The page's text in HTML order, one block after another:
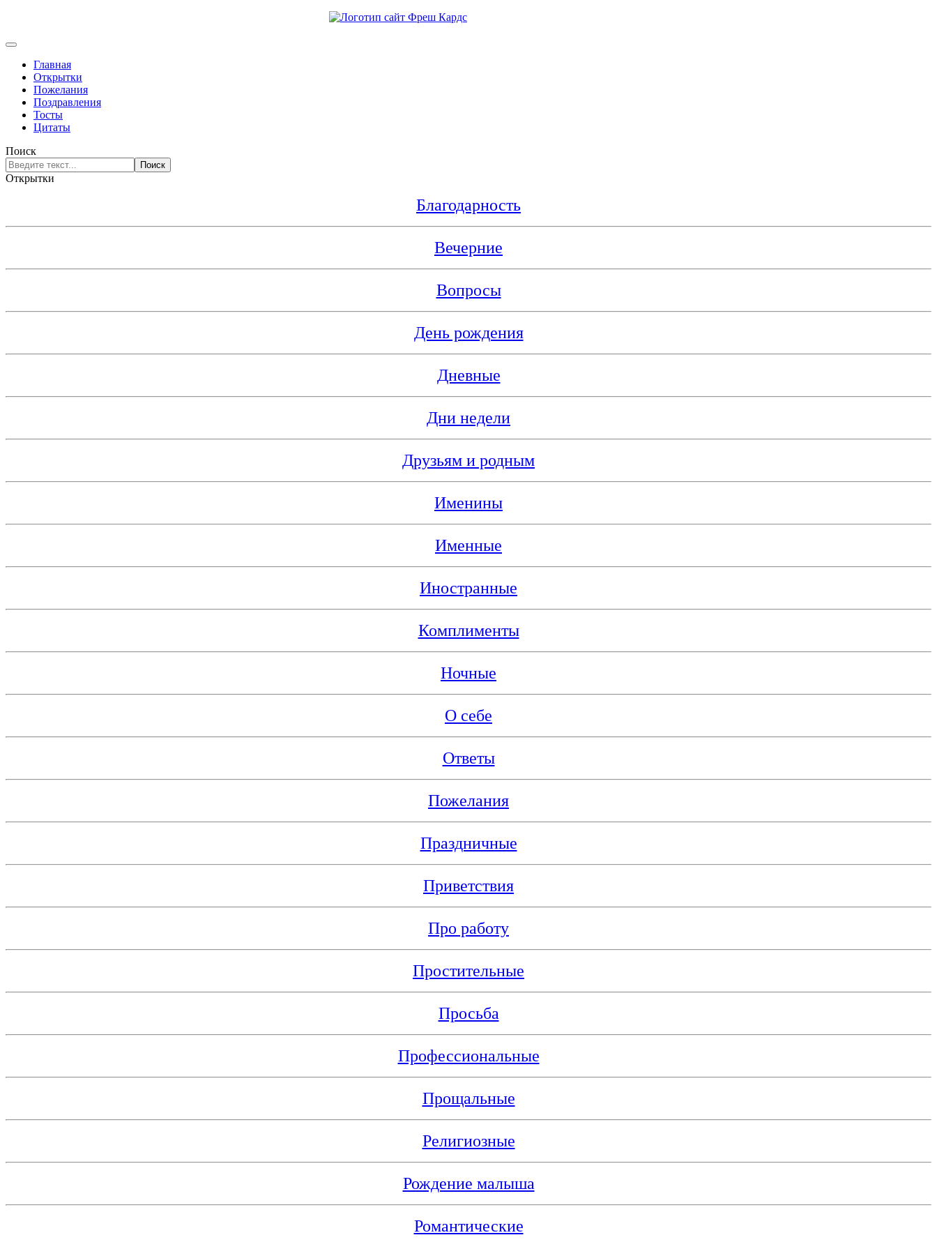
Главная
Открытки
Пожелания
Поздравления
Тосты
Цитаты
Поиск
Поиск
Открытки
Благодарность
Вечерние
Вопросы
День рождения
Дневные
Дни недели
Друзьям и родным
Именины
Именные
Иностранные
Комплименты
Ночные
О себе
Ответы
Пожелания
Праздничные
Приветствия
Про работу
Простительные
Просьба
Профессиональные
Прощальные
Религиозные
Рождение малыша
Романтические